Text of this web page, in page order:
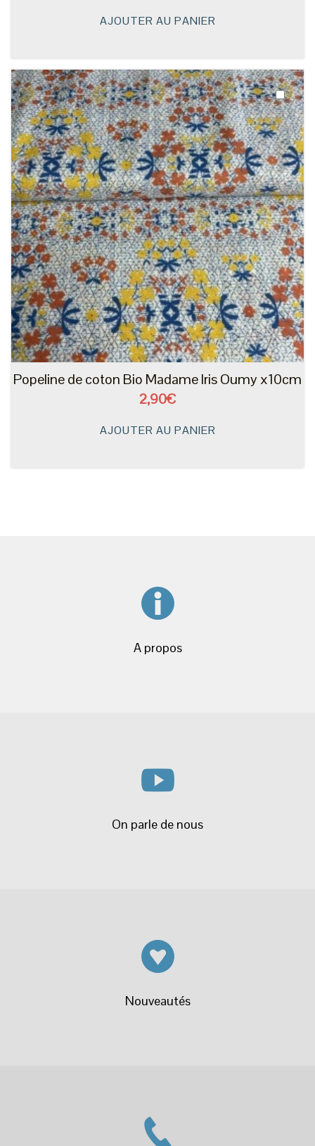
AJOUTER AU PANIER
Popeline de coton Bio Madame Iris Oumy x10cm
2,90€
AJOUTER AU PANIER
A propos
On parle de nous
Nouveautés